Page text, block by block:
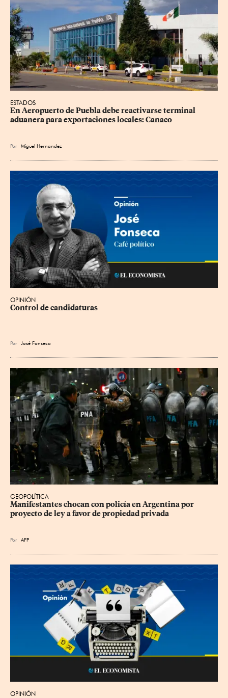
ESTADOS
En Aeropuerto de Puebla debe reactivarse terminal
aduanera para exportaciones locales: Canaco
Por Miguel Hernandez
OPINIÓN
Control de candidaturas
Por José Fonseca
GEOPOLÍTICA
Manifestantes chocan con policía en Argentina por
proyecto de ley a favor de propiedad privada
Por AFP
OPINIÓN